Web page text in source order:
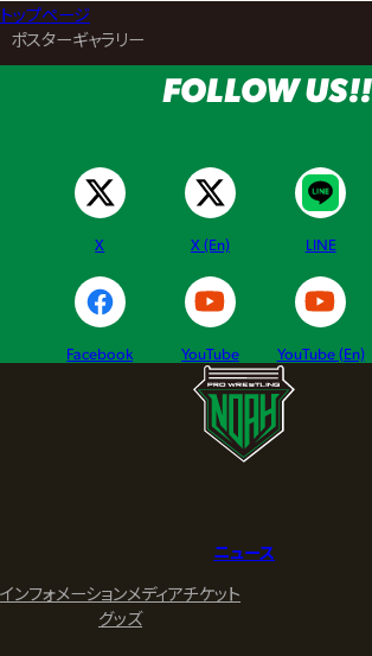
トップページ
ポスターギャラリー
FOLLOW US!!
X X (En) LINE
Facebook YouTube YouTube (En)
ニュース
インフォメーションメディアチケット
グッズ